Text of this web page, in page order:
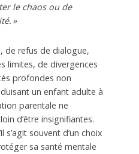
le chaos ou de
»
de refus de dialogue,
limites, de divergences
profondes non
un enfant adulte à
parentale ne
d’être insignifiantes.
s’agit souvent d’un choix
sa santé mentale